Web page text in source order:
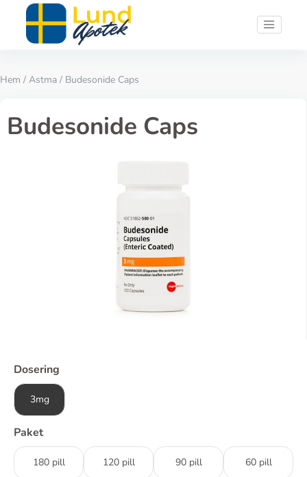
Hem / Astma / Budesonide Caps
Budesonide Caps
Dosering
3mg
Paket
180 pill 120 pill 90 pill 60 pill